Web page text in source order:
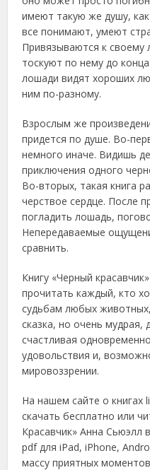
имеют такую же душу,
все понимают, умеют
Привязываются к
тоскуют по нему до
лошади видят хороших
ним по-разному.
Взрослым же
придется по душе. Во-
немного иначе. Видишь
приключения одного
Во-вторых, такая книга
черствое сердце. После
погладить лошадь,
Непередаваемые
сравнить.
Книгу «Черный
прочитать каждый, кто
судьбам любых
сказка, но очень мудрая,
счастливая
удовольствия и,
мировоззрении.
На нашем сайте о
скачать бесплатно или
Красавчик» Анна Сьюэлл
pdf для iPad, iPhone,
массу приятных